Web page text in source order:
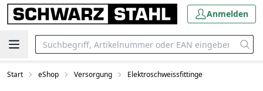
Anmelden
Start eShop Versorgung Elektroschweissfittinge